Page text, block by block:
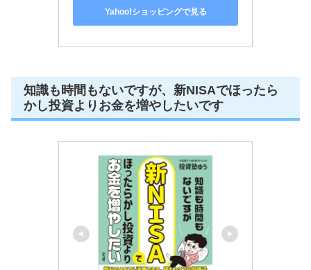
Yahoo!ショッピングで見る
知識も時間もないですが、新NISAでほったら
かし投資よりお金を増やしたいです